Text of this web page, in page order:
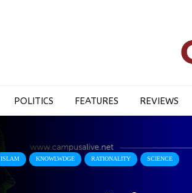
POLITICS FEATURES REVIEWS
ISLAM KNOWLWDGE RATIONALITY SCIENCE